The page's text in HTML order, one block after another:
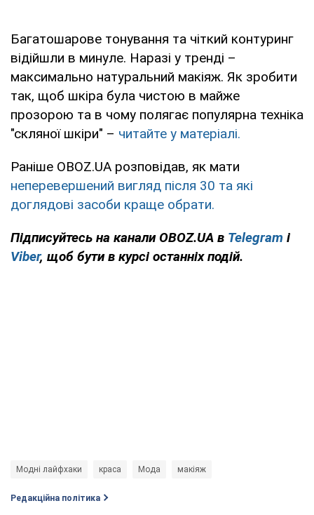
Багатошарове тонування та чіткий контуринг
відійшли в минуле. Наразі у тренді –
максимально натуральний макіяж. Як зробити
так, щоб шкіра була чистою в майже
прозорою та в чому полягає популярна техніка
"скляної шкіри" – читайте у матеріалі.
Раніше OBOZ.UA розповідав, як мати
неперевершений вигляд після 30 та які
доглядові засоби краще обрати.
Підписуйтесь на канали OBOZ.UA в Telegram і
Viber, щоб бути в курсі останніх подій.
Модні лайфхаки краса Мода макіяж
Редакційна політика